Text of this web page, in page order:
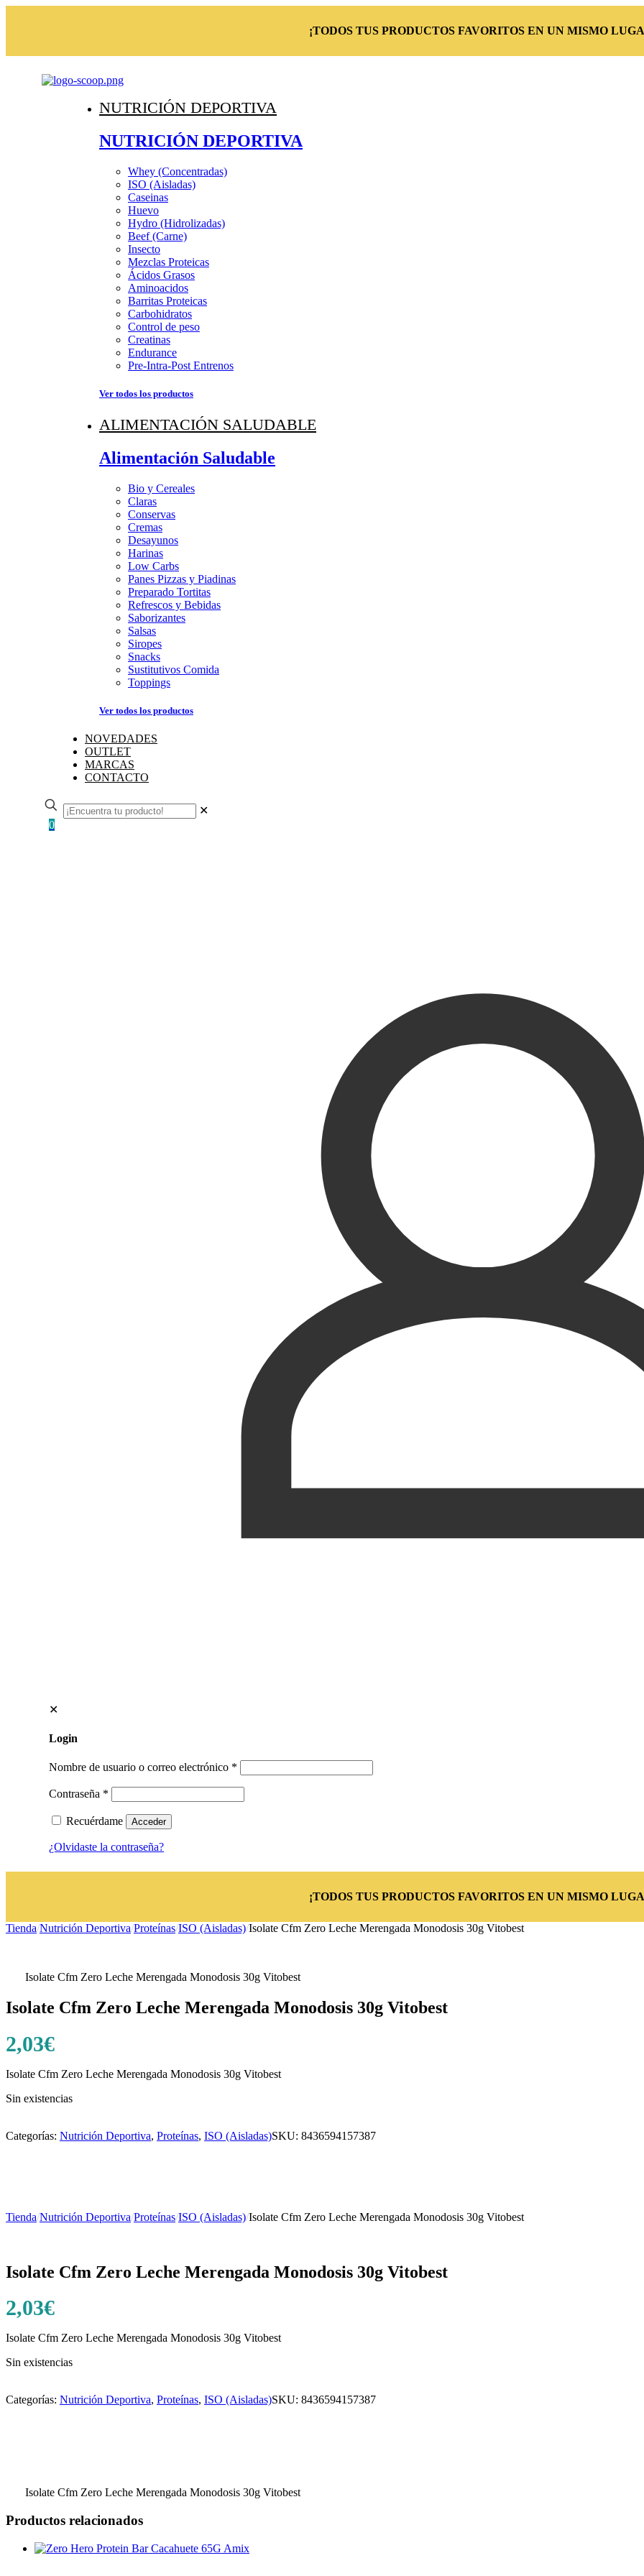
¡TODOS TUS PRODUCTOS FAVORITOS EN UN MISMO
NUTRICIÓN DEPORTIVA
NUTRICIÓN DEPORTIVA
Whey (Concentradas)
ISO (Aisladas)
Caseinas
Huevo
Hydro (Hidrolizadas)
Beef (Carne)
Insecto
Mezclas Proteicas
Ácidos Grasos
Aminoacidos
Barritas Proteicas
Carbohidratos
Control de peso
Creatinas
Endurance
Pre-Intra-Post Entrenos
Ver todos los productos
ALIMENTACIÓN SALUDABLE
Alimentación Saludable
Bio y Cereales
Claras
Conservas
Cremas
Desayunos
Harinas
Low Carbs
Panes Pizzas y Piadinas
Preparado Tortitas
Refrescos y Bebidas
Saborizantes
Salsas
Siropes
Snacks
Sustitutivos Comida
Toppings
Ver todos los productos
NOVEDADES
OUTLET
MARCAS
CONTACTO
✕
0
✕
Login
Nombre de usuario o correo electrónico *
Contraseña *
Recuérdame Acceder
¿Olvidaste la contraseña?
¡TODOS TUS PRODUCTOS FAVORITOS EN UN MISMO
Tienda/Nutrición Deportiva/Proteínas/ISO (Aisladas)/Isolate Cfm Zero Leche Merengada Monodosis 30g Vitobest
Isolate Cfm Zero Leche Merengada Monodosis 30g Vitobest
Isolate Cfm Zero Leche Merengada Monodosis 30g Vitobest
2,03€
Isolate Cfm Zero Leche Merengada Monodosis 30g Vitobest
Sin existencias
Categorías: Nutrición Deportiva, Proteínas, ISO (Aisladas)SKU: 8436594157387
Tienda/Nutrición Deportiva/Proteínas/ISO (Aisladas)/Isolate Cfm Zero Leche Merengada Monodosis 30g Vitobest
Isolate Cfm Zero Leche Merengada Monodosis 30g Vitobest
2,03€
Isolate Cfm Zero Leche Merengada Monodosis 30g Vitobest
Sin existencias
Categorías: Nutrición Deportiva, Proteínas, ISO (Aisladas)SKU: 8436594157387
Isolate Cfm Zero Leche Merengada Monodosis 30g Vitobest
Productos relacionados